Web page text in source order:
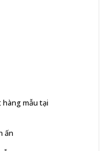
mẫu tại
ấn